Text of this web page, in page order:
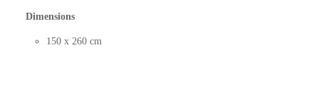
Dimensions
150 x 260 cm